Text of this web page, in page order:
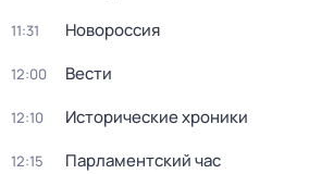
11:31 Новороссия
12:00 Вести
12:10 Исторические хроники
12:15 Парламентский час